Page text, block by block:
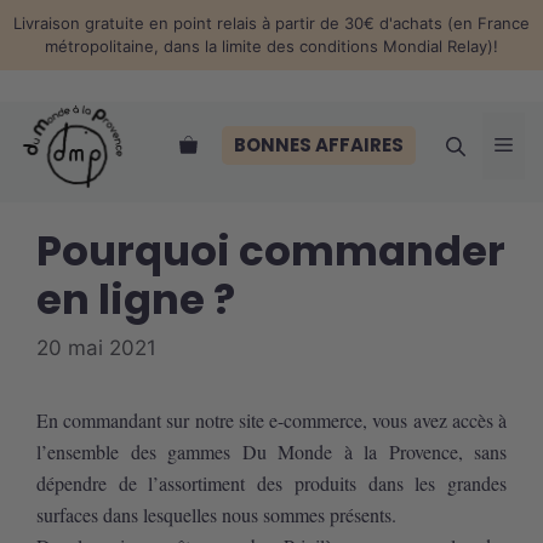
AllerLivraison gratuite en point relais à partir de 30€ d'achats (en France
métropolitaine, dans la limite des conditions Mondial Relay)!
BONNES AFFAIRES
Pourquoi commander
en ligne ?
20 mai 2021
En commandant sur notre site e-commerce, vous avez accès à
l’ensemble des gammes Du Monde à la Provence, sans
dépendre de l’assortiment des produits dans les grandes
surfaces dans lesquelles nous sommes présents.